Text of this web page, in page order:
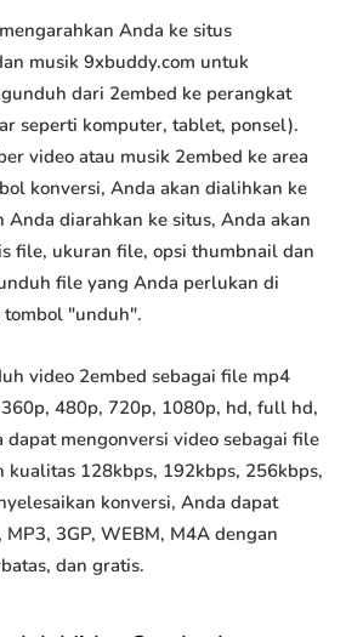
Anda ke situs
musik 9xbuddy.com untuk
dari 2embed ke perangkat
seperti komputer, tablet, ponsel).
video atau musik 2embed ke area
konversi, Anda akan dialihkan ke
Anda diarahkan ke situs, Anda akan
file, ukuran file, opsi thumbnail dan
file yang Anda perlukan di
"unduh".
video 2embed sebagai file mp4
480p, 720p, 1080p, hd, full hd,
mengonversi video sebagai file
kualitas 128kbps, 192kbps, 256kbps,
konversi, Anda dapat
3GP, WEBM, M4A dengan
dan gratis.